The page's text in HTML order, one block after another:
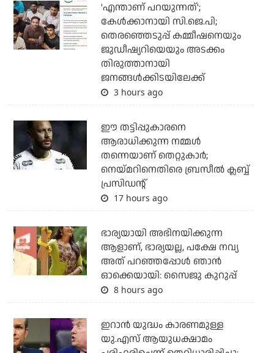
'എന്താണ് പറയുന്നത്';
കേള്‍ക്കാനായി സി.ജെ.പി;
തെരഞ്ഞെടുപ്പ് കമ്മീഷനെയും
ജുഡീഷ്യറിയെയും അടക്കം
തിരുത്താനായി
ജനങ്ങള്‍ക്കിടയിലേക്ക്
3 hours ago
ഈ തട്ടിപ്പുകാരനെ
ആരാധിക്കുന്ന നമ്മള്‍
തന്നെയാണ് തെറ്റുകാര്‍;
നെയ്മറിനെതിരെ ബ്രസീല്‍ ക്ലബ്ബ്
പ്രസിഡന്റ്
17 hours ago
ഭാര്യയായി അഭിനയിക്കുന്ന
ആളാണ്, ഭാര്യയല്ല, പക്ഷേ നവ്യ
അത് പറഞ്ഞപ്പോള്‍ ഞാന്‍
ഓക്കെയായി: സൈജു കുറുപ്പ്
8 hours ago
ഇറാന്‍ യുദ്ധം കാരണമുള്ള
യു.എസ് ആയുധക്ഷാമം